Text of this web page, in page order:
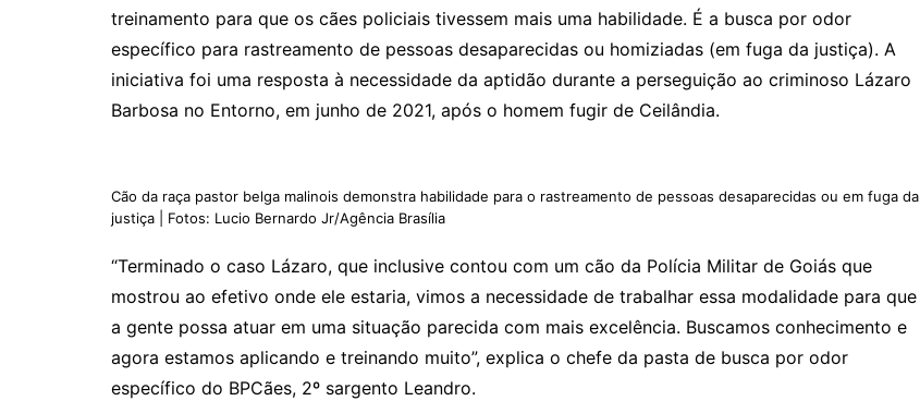
treinamento para que os cães policiais tivessem mais uma habilidade. É a busca por odor
específico para rastreamento de pessoas desaparecidas ou homiziadas (em fuga da justiça). A
iniciativa foi uma resposta à necessidade da aptidão durante a perseguição ao criminoso Lázaro
Barbosa no Entorno, em junho de 2021, após o homem fugir de Ceilândia.
Cão da raça pastor belga malinois demonstra habilidade para o rastreamento de pessoas desaparecidas ou em fuga da
justiça | Fotos: Lucio Bernardo Jr/Agência Brasília
“Terminado o caso Lázaro, que inclusive contou com um cão da Polícia Militar de Goiás que
mostrou ao efetivo onde ele estaria, vimos a necessidade de trabalhar essa modalidade para que
a gente possa atuar em uma situação parecida com mais excelência. Buscamos conhecimento e
agora estamos aplicando e treinando muito”, explica o chefe da pasta de busca por odor
específico do BPCães, 2º sargento Leandro.